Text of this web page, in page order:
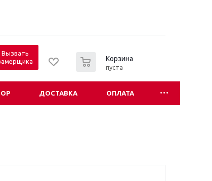
Вызвать
Корзина
пуста
ДОСТАВКА ОПЛАТА